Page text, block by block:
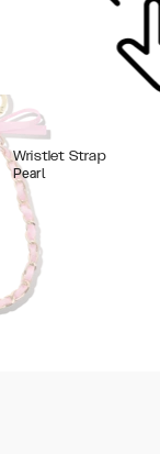
Wristlet Strap
Pearl